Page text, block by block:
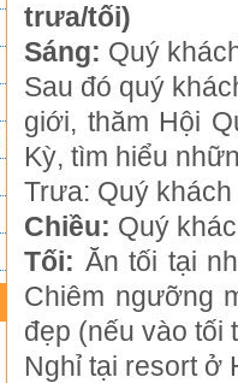
trưa/tối)
Sáng: Quý
Sau đó quý
giới, thăm Hội
Kỳ, tìm hiểu
Trưa: Quý
Chiều: Quý
Tối: Ăn tối tại
Chiêm ngưỡng
đẹp (nếu vào tối
Nghỉ tại resort ở